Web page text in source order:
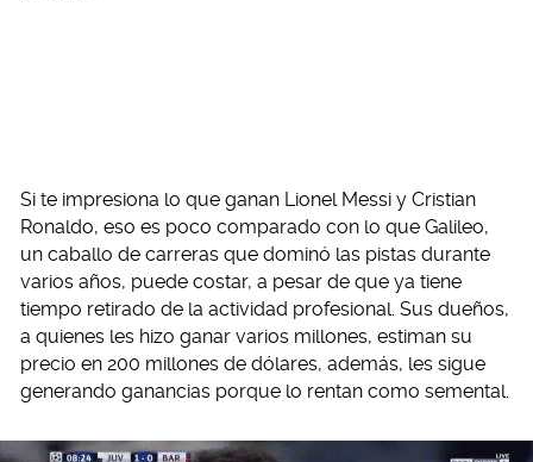
Si te impresiona lo que ganan Lionel Messi y Cristian
Ronaldo, eso es poco comparado con lo que Galileo,
un caballo de carreras que dominó las pistas durante
varios años, puede costar, a pesar de que ya tiene
tiempo retirado de la actividad profesional. Sus dueños,
a quienes les hizo ganar varios millones, estiman su
precio en 200 millones de dólares, además, les sigue
generando ganancias porque lo rentan como semental.